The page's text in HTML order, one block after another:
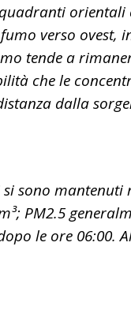
verso ovest,
tende a
che le
dalla
sono mantenuti
PM2.5
le ore 06:00.